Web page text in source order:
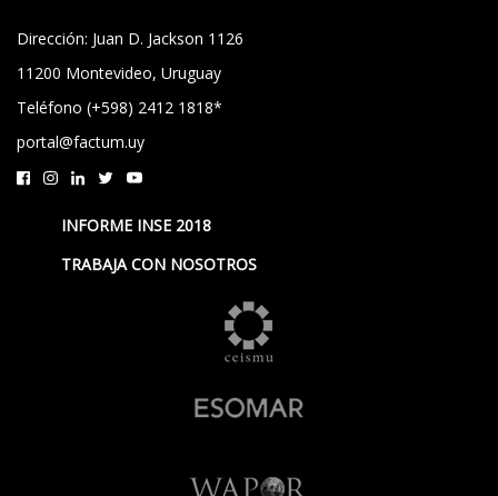
Dirección: Juan D. Jackson 1126
11200 Montevideo, Uruguay
Teléfono (+598) 2412 1818*
portal@factum.uy
INFORME INSE 2018
TRABAJA CON NOSOTROS